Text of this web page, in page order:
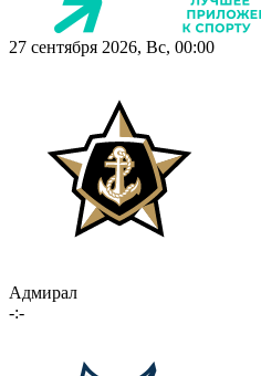
27 сентября 2026, Вс, 00:00
Адмирал
-:-